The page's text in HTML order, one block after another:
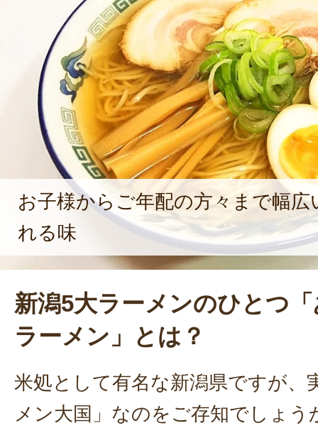
の生産から販売までを手掛け、地産
の拡大に取り組んでいく。特に新潟
麺を復活させたいという思いがある
ひた向きに仕事に励む姿勢からは会
い入れの強さを感じる。
お子様からご年配の方々まで幅広
れる味
新潟5大ラーメンのひとつ
ラーメン」とは？
米処として有名な新潟県ですが、
メン大国」なのをご存知でしょう